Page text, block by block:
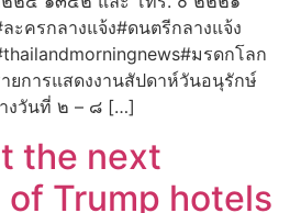
ะครกลางแจ้ง#ดนตรีกลางแจ้ง
มรดกโลก
ยการแสดงงานสัปดาห์วันอนุรักษ์
งวันที่ ๒ – ๘ […]
the next
Trump hotels